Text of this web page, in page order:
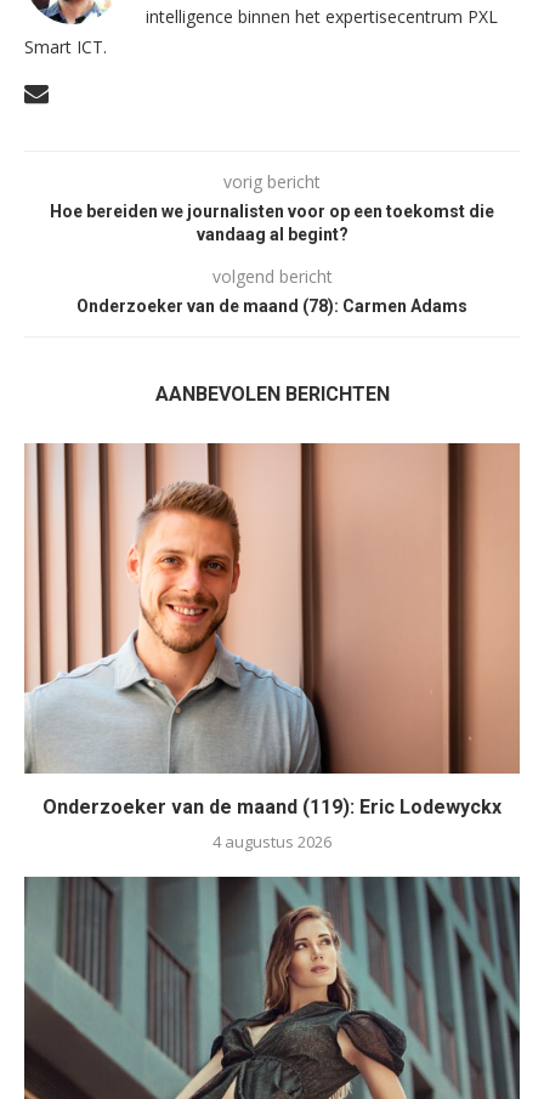
intelligence binnen het expertisecentrum PXL
Smart ICT.
vorig bericht
Hoe bereiden we journalisten voor op een toekomst die
vandaag al begint?
volgend bericht
Onderzoeker van de maand (78): Carmen Adams
AANBEVOLEN BERICHTEN
Onderzoeker van de maand (119): Eric Lodewyckx
4 augustus 2026